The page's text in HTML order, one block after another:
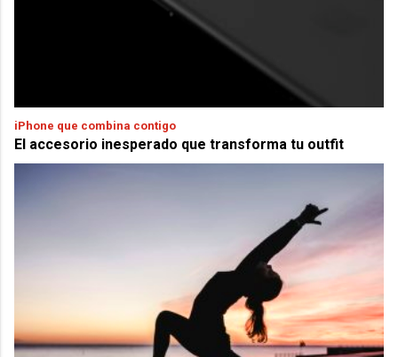
iPhone que combina contigo
El accesorio inesperado que transforma tu outfit